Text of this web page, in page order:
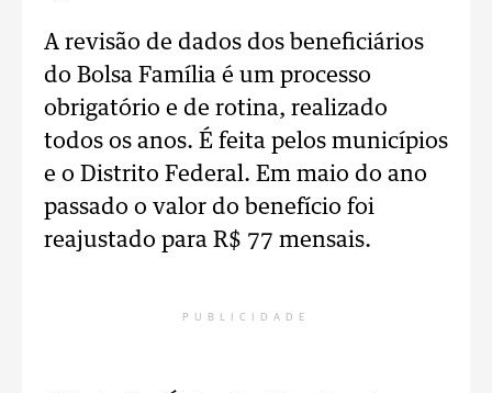
A revisão de dados dos beneficiários
do Bolsa Família é um processo
obrigatório e de rotina, realizado
todos os anos. É feita pelos municípios
e o Distrito Federal. Em maio do ano
passado o valor do benefício foi
reajustado para R$ 77 mensais.
PUBLICIDADE